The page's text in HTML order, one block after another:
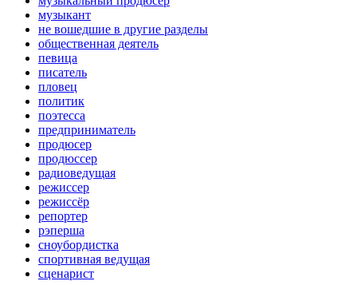
музыкант
не вошедшие в другие разделы
общественная деятель
певица
писатель
пловец
политик
поэтесса
предприниматель
продюсер
продюссер
радиоведущая
режиссер
режиссёр
репортер
рэперша
сноубордистка
спортивная ведущая
сценарист